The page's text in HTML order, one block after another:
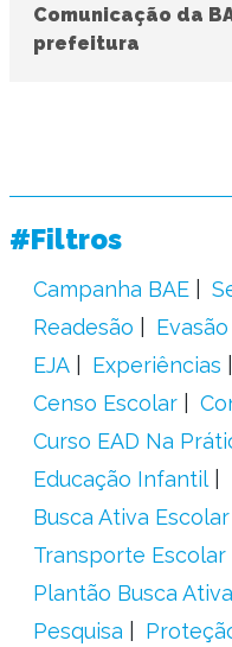
Comunicação da
prefeitura
#Filtros
Campanha BAE
Readesão
EJA
Experiências
Censo Escolar
Curso EAD Na
Educação Infantil
Busca Ativa
Transporte Escolar
Plantão Busca
Pesquisa